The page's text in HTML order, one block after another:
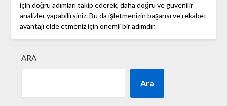
için doğru adımları takip ederek, daha doğru ve güvenilir
analizler yapabilirsiniz. Bu da işletmenizin başarısı ve rekabet
avantajı elde etmeniz için önemli bir adımdır.
ARA
Ara